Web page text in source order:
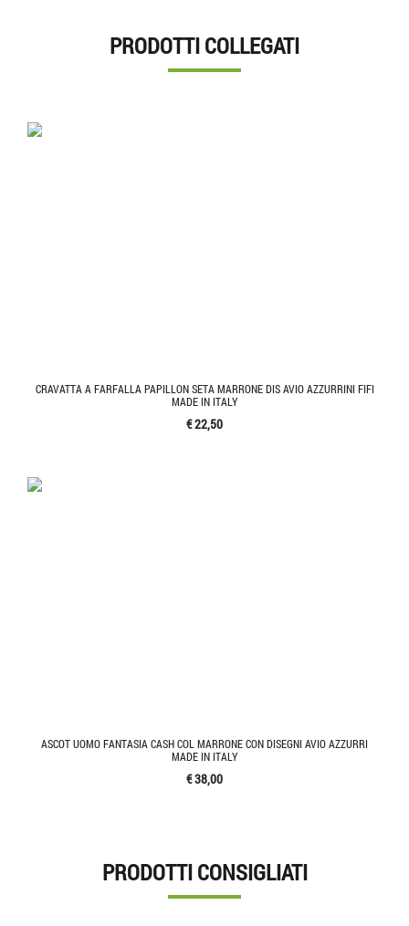
PRODOTTI COLLEGATI
CRAVATTA A FARFALLA PAPILLON SETA MARRONE DIS AVIO AZZURRINI FIFI
MADE IN ITALY
€ 22,50
ASCOT UOMO FANTASIA CASH COL MARRONE CON DISEGNI AVIO AZZURRI
MADE IN ITALY
€ 38,00
PRODOTTI CONSIGLIATI